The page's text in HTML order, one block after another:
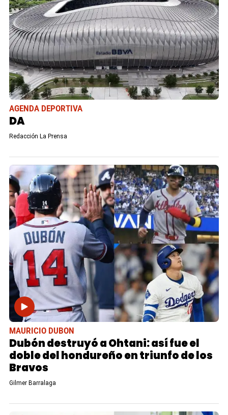
AGENDA DEPORTIVA
DA
Redacción La Prensa
MAURICIO DUBON
Dubón destruyó a Ohtani: así fue el
doble del hondureño en triunfo de los
Bravos
Gilmer Barralaga